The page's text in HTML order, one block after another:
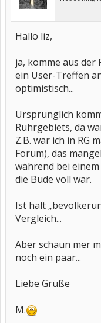
Hallo liz,
ja, komme aus der
ein User-Treffen
optimistisch...
Ursprünglich
Ruhrgebiets, da
Z.B. war ich in RG
Forum), das
während bei
die Bude voll war.
Ist halt
Vergleich...
Aber schaun mer
noch ein paar...
Liebe Grüße
M.